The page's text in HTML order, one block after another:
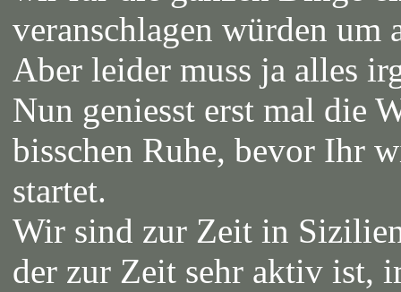
veranschlagen würden um
Aber leider muss ja alles
Nun geniesst erst mal die
bisschen Ruhe, bevor Ihr
startet.
Wir sind zur Zeit in
der zur Zeit sehr aktiv ist,